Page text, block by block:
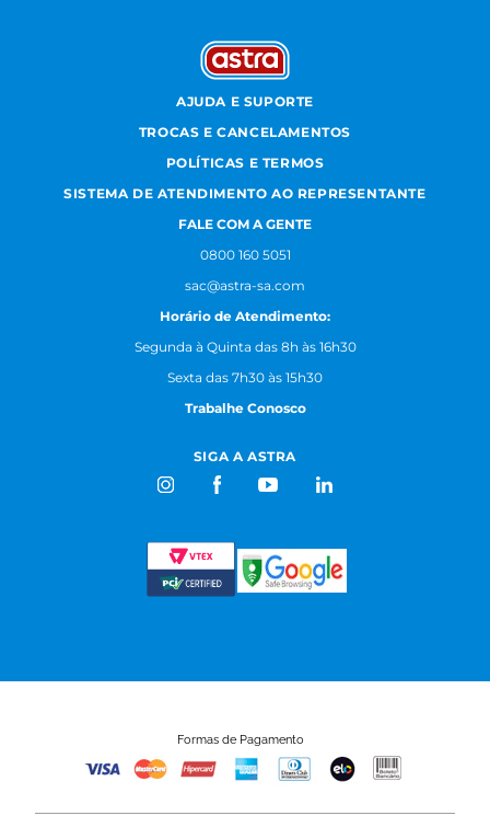
AJUDA E SUPORTE
TROCAS E CANCELAMENTOS
POLÍTICAS E TERMOS
SISTEMA DE ATENDIMENTO AO REPRESENTANTE
FALE COM A GENTE
0800 160 5051
sac@astra-sa.com
Horário de Atendimento:
Segunda à Quinta das 8h às 16h30
Sexta das 7h30 às 15h30
Trabalhe Conosco
SIGA A ASTRA
Formas de Pagamento